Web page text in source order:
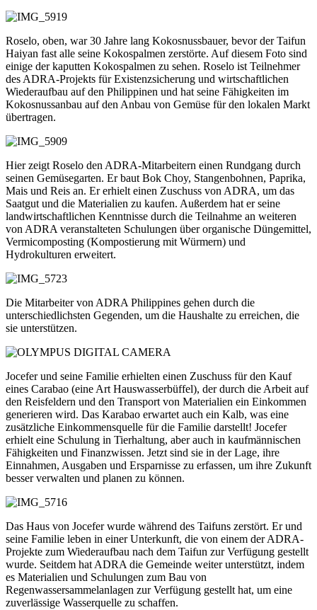
Roselo, oben, war 30 Jahre lang Kokosnussbauer, bevor der Taifun
Haiyan fast alle seine Kokospalmen zerstörte. Auf diesem Foto sind
einige der kaputten Kokospalmen zu sehen. Roselo ist Teilnehmer
des ADRA-Projekts für Existenzsicherung und wirtschaftlichen
Wiederaufbau auf den Philippinen und hat seine Fähigkeiten im
Kokosnussanbau auf den Anbau von Gemüse für den lokalen Markt
übertragen.
Hier zeigt Roselo den ADRA-Mitarbeitern einen Rundgang durch
seinen Gemüsegarten. Er baut Bok Choy, Stangenbohnen, Paprika,
Mais und Reis an. Er erhielt einen Zuschuss von ADRA, um das
Saatgut und die Materialien zu kaufen. Außerdem hat er seine
landwirtschaftlichen Kenntnisse durch die Teilnahme an weiteren
von ADRA veranstalteten Schulungen über organische Düngemittel,
Vermicomposting (Kompostierung mit Würmern) und
Hydrokulturen erweitert.
Die Mitarbeiter von ADRA Philippines gehen durch die
unterschiedlichsten Gegenden, um die Haushalte zu erreichen, die
sie unterstützen.
Jocefer und seine Familie erhielten einen Zuschuss für den Kauf
eines Carabao (eine Art Hauswasserbüffel), der durch die Arbeit auf
den Reisfeldern und den Transport von Materialien ein Einkommen
generieren wird. Das Karabao erwartet auch ein Kalb, was eine
zusätzliche Einkommensquelle für die Familie darstellt! Jocefer
erhielt eine Schulung in Tierhaltung, aber auch in kaufmännischen
Fähigkeiten und Finanzwissen. Jetzt sind sie in der Lage, ihre
Einnahmen, Ausgaben und Ersparnisse zu erfassen, um ihre Zukunft
besser verwalten und planen zu können.
Das Haus von Jocefer wurde während des Taifuns zerstört. Er und
seine Familie leben in einer Unterkunft, die von einem der ADRA-
Projekte zum Wiederaufbau nach dem Taifun zur Verfügung gestellt
wurde. Seitdem hat ADRA die Gemeinde weiter unterstützt, indem
es Materialien und Schulungen zum Bau von
Regenwassersammelanlagen zur Verfügung gestellt hat, um eine
zuverlässige Wasserquelle zu schaffen.